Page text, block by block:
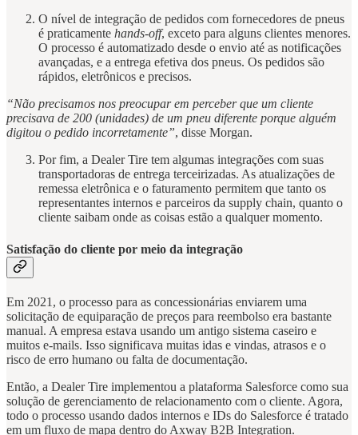
O nível de integração de pedidos com fornecedores de pneus
é praticamente hands-off, exceto para alguns clientes menores.
O processo é automatizado desde o envio até as notificações
avançadas, e a entrega efetiva dos pneus. Os pedidos são
rápidos, eletrônicos e precisos.
“Não precisamos nos preocupar em perceber que um cliente
precisava de 200 (unidades) de um pneu diferente porque alguém
digitou o pedido incorretamente”, disse Morgan.
Por fim, a Dealer Tire tem algumas integrações com suas
transportadoras de entrega terceirizadas. As atualizações de
remessa eletrônica e o faturamento permitem que tanto os
representantes internos e parceiros da supply chain, quanto o
cliente saibam onde as coisas estão a qualquer momento.
Satisfação do cliente por meio da integração
Em 2021, o processo para as concessionárias enviarem uma
solicitação de equiparação de preços para reembolso era bastante
manual. A empresa estava usando um antigo sistema caseiro e
muitos e-mails. Isso significava muitas idas e vindas, atrasos e o
risco de erro humano ou falta de documentação.
Então, a Dealer Tire implementou a plataforma Salesforce como sua
solução de gerenciamento de relacionamento com o cliente. Agora,
todo o processo usando dados internos e IDs do Salesforce é tratado
em um fluxo de mapa dentro do Axway B2B Integration.